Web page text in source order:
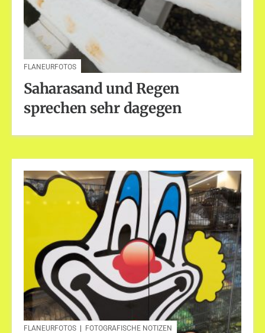
FLANEURFOTOS
Saharasand und Regen
sprechen sehr dagegen
FLANEURFOTOS FOTOGRAFISCHE NOTIZEN